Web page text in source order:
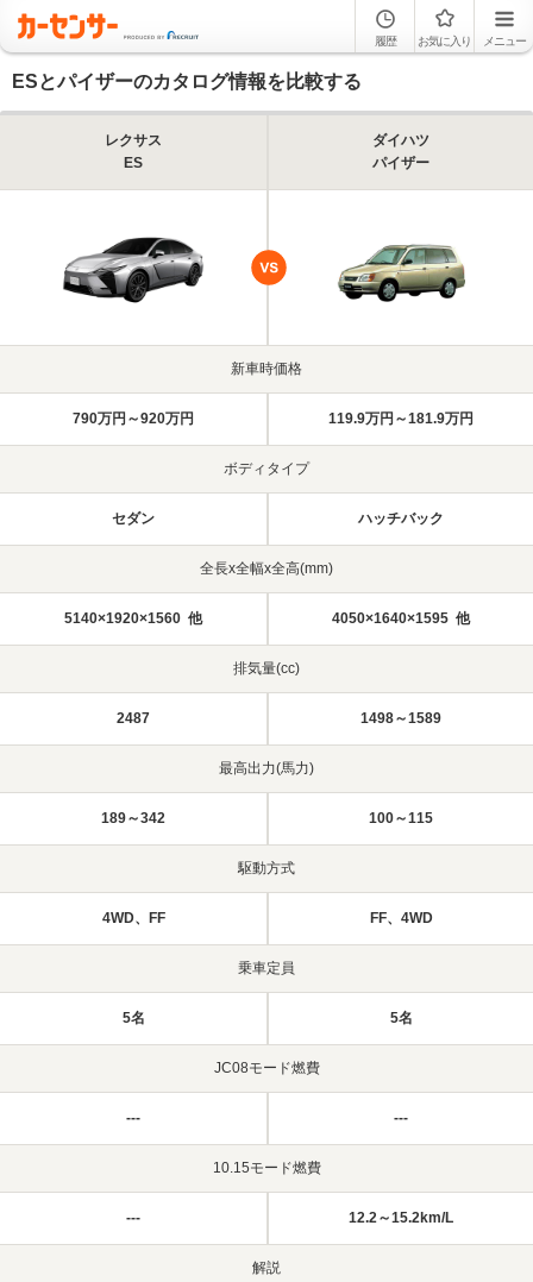
履歴 お気に入り メニュー
ESとパイザーのカタログ情報を比較する
レクサス
ES
ダイハツ
パイザー
新車時価格
790万円～920万円 119.9万円～181.9万円
ボディタイプ
セダン ハッチバック
全長x全幅x全高(mm)
5140×1920×1560 他 4050×1640×1595 他
排気量(cc)
2487 1498～1589
最高出力(馬力)
189～342 100～115
駆動方式
4WD、FF FF、4WD
乗車定員
5名 5名
JC08モード燃費
--- ---
10.15モード燃費
--- 12.2～15.2km/L
解説